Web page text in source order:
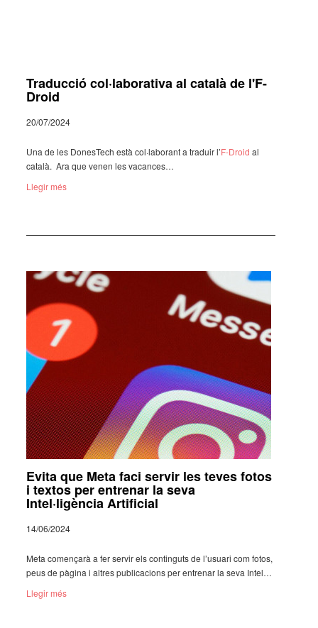
Traducció col·laborativa al català de l'F-
Droid
20/07/2024
Una de les Dones­Tech està col·­la­bo­rant a traduir l’F-Droidal
català. Ara que venen les vacan­ces…
Llegir més
Evita que Meta faci servir les teves fotos
i textos per entrenar la seva
Intel·ligència Artificial
14/06/2024
Meta comen­çarà a fer servir els contin­guts de l’usu­ari com fotos,
peus de pàgina i altres publi­ca­ci­ons per entre­nar la seva Intel…
Llegir més